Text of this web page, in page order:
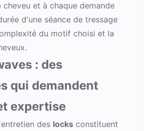
et à chaque demande
d'une séance de tressage
du motif choisi et la
: des
qui demandent
expertise
des locks constituent